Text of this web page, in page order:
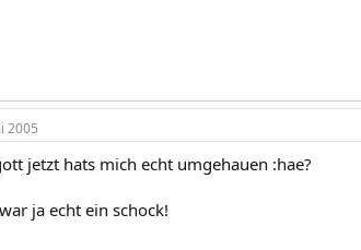
2005
jetzt hats mich echt umgehauen :hae?
ja echt ein schock!